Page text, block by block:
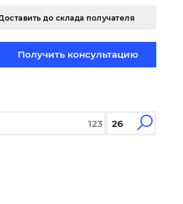
до склада получателя
Получить консультацию